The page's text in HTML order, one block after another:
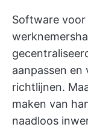
Software
aanpassen en
richtlijnen.
maken van
naadloos